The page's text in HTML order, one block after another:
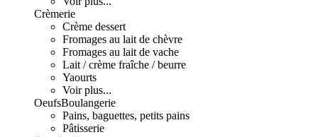
Crèmerie
Crème dessert
Fromages au lait de chèvre
Fromages au lait de vache
Lait / crème fraîche / beurre
Yaourts
Voir plus...
OeufsBoulangerie
Pains, baguettes, petits pains
Pâtisserie